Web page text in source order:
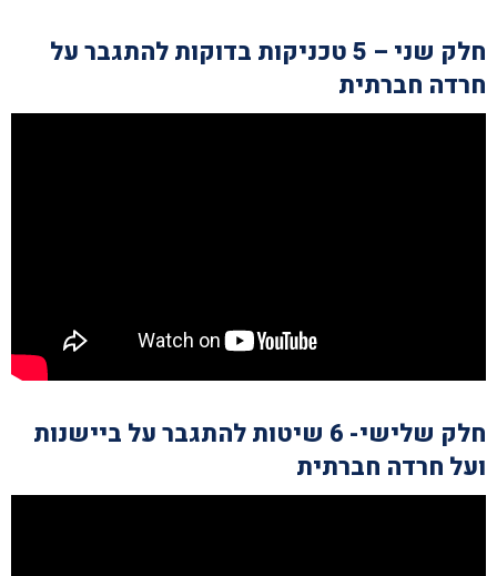
חלק שני – 5 טכניקות בדוקות להתגבר על
חרדה חברתית
חלק שלישי- 6 שיטות להתגבר על ביישנות
ועל חרדה חברתית